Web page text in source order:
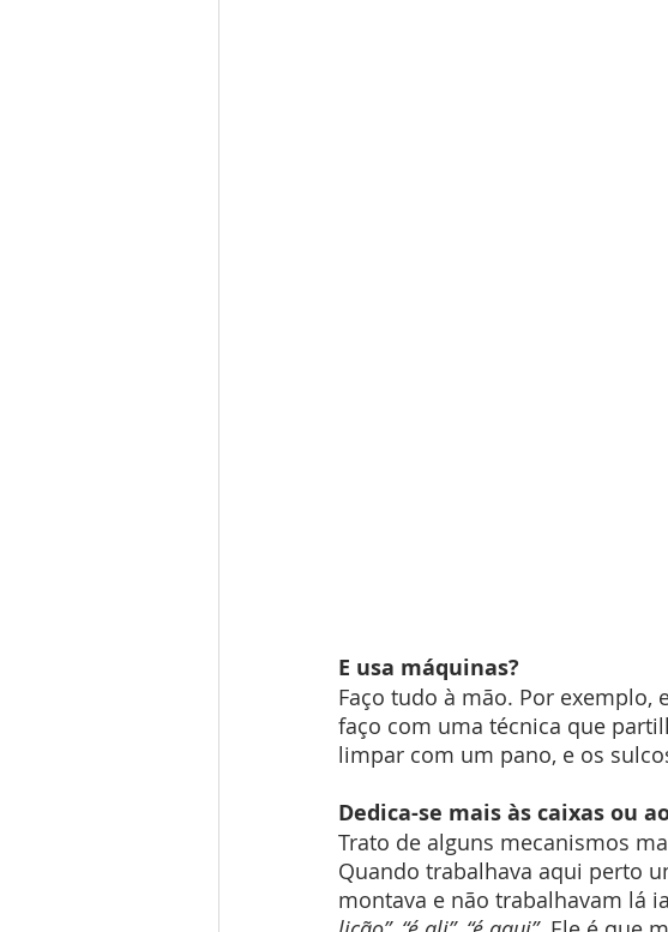
E usa máquinas?
Faço tudo à mão. Por exemplo,
faço com uma técnica que
limpar com um pano, e os
Dedica-se mais às caixas ou
Trato de alguns mecanismos
Quando trabalhava aqui perto
montava e não trabalhavam lá